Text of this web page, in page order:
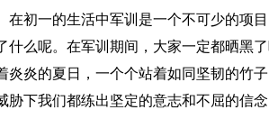
在初一的生活中军训是一个不可少的项
什么呢。在军训期间，大家一定都晒黑
炎炎的夏日，一个个站着如同坚韧的竹
胁下我们都练出坚定的意志和不屈的信